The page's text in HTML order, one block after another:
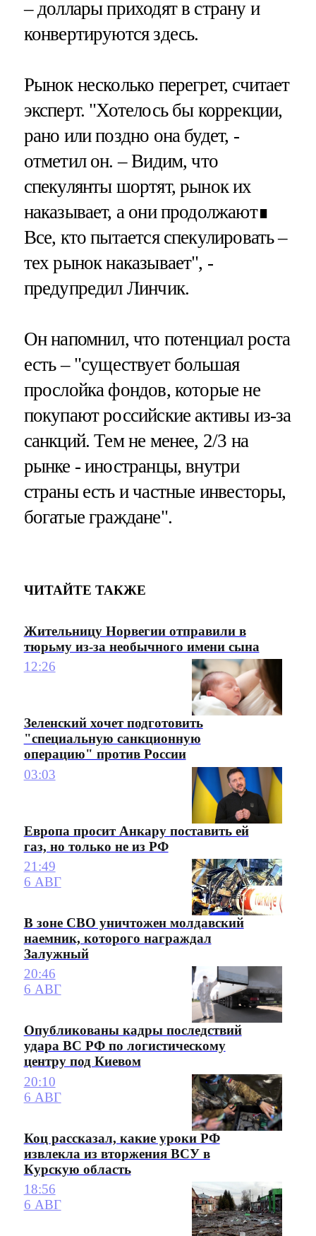
– доллары приходят в страну и
конвертируются здесь.
Рынок несколько перегрет, считает
эксперт. "Хотелось бы коррекции,
рано или поздно она будет, -
отметил он. – Видим, что
спекулянты шортят, рынок их
наказывает, а они продолжают∎
Все, кто пытается спекулировать –
тех рынок наказывает", -
предупредил Линчик.
Он напомнил, что потенциал роста
есть – "существует большая
прослойка фондов, которые не
покупают российские активы из-за
санкций. Тем не менее, 2/3 на
рынке - иностранцы, внутри
страны есть и частные инвесторы,
богатые граждане".
ЧИТАЙТЕ ТАКЖЕ
Жительницу Норвегии отправили в
тюрьму из-за необычного имени сына
12:26
Зеленский хочет подготовить
"специальную санкционную
операцию" против России
03:03
Европа просит Анкару поставить ей
газ, но только не из РФ
21:49
6 АВГ
В зоне СВО уничтожен молдавский
наемник, которого награждал
Залужный
20:46
6 АВГ
Опубликованы кадры последствий
удара ВС РФ по логистическому
центру под Киевом
20:10
6 АВГ
Коц рассказал, какие уроки РФ
извлекла из вторжения ВСУ в
Курскую область
18:56
6 АВГ